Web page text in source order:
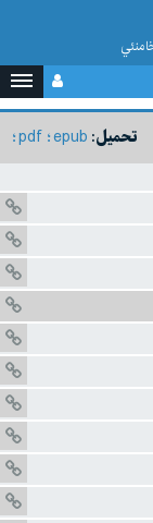
تحميل: epub
pdf